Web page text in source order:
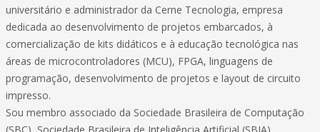
universitário e administrador da Cerne Tecnologia, empresa
dedicada ao desenvolvimento de projetos embarcados, à
comercialização de kits didáticos e à educação tecnológica nas
áreas de microcontroladores (MCU), FPGA, linguagens de
programação, desenvolvimento de projetos e layout de circuito
impresso.
Sou membro associado da Sociedade Brasileira de Computação